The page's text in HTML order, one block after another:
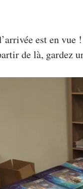
est en
de là, gardez